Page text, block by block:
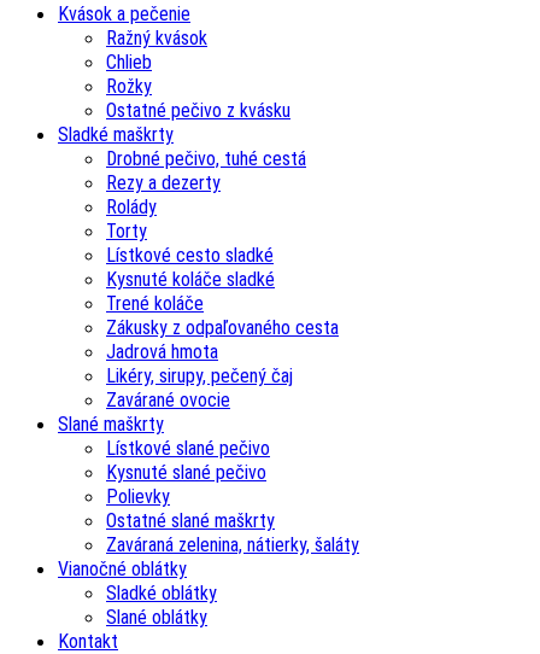
Kvások a pečenie
Ražný kvások
Chlieb
Rožky
Ostatné pečivo z kvásku
Sladké maškrty
Drobné pečivo, tuhé cestá
Rezy a dezerty
Rolády
Torty
Lístkové cesto sladké
Kysnuté koláče sladké
Trené koláče
Zákusky z odpaľovaného cesta
Jadrová hmota
Likéry, sirupy, pečený čaj
Zavárané ovocie
Slané maškrty
Lístkové slané pečivo
Kysnuté slané pečivo
Polievky
Ostatné slané maškrty
Zaváraná zelenina, nátierky, šaláty
Vianočné oblátky
Sladké oblátky
Slané oblátky
Kontakt